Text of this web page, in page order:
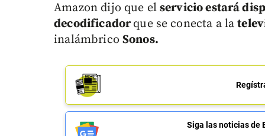
Amazon dijo que elservicio estará
decodificadorque se conecta a la
inalámbrico Sonos.
Siga las noticias de